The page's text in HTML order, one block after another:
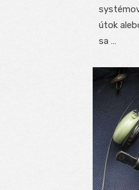
útok
sa …